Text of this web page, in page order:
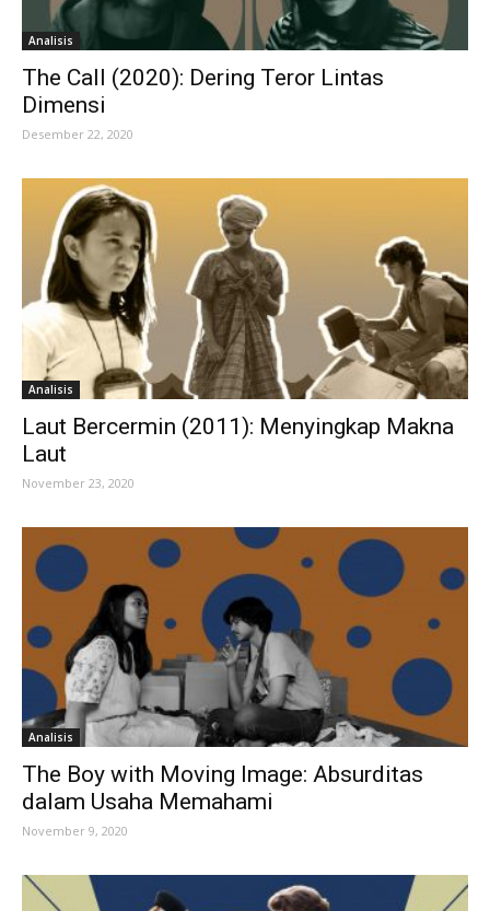
Analisis
The Call (2020): Dering Teror Lintas
Dimensi
Desember 22, 2020
Analisis
Laut Bercermin (2011): Menyingkap Makna
Laut
November 23, 2020
Analisis
The Boy with Moving Image: Absurditas
dalam Usaha Memahami
November 9, 2020